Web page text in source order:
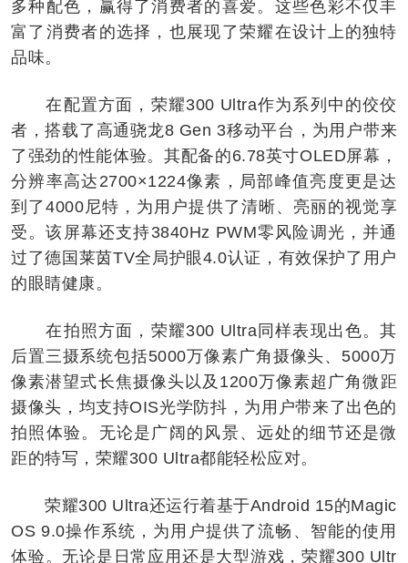
多种配色，赢得了消费者的喜爱。这些色彩不仅丰
富了消费者的选择，也展现了荣耀在设计上的独特
品味。
在配置方面，荣耀300 Ultra作为系列中的佼佼
者，搭载了高通骁龙8 Gen 3移动平台，为用户带来
了强劲的性能体验。其配备的6.78英寸OLED屏幕，
分辨率高达2700×1224像素，局部峰值亮度更是达
到了4000尼特，为用户提供了清晰、亮丽的视觉享
受。该屏幕还支持3840Hz PWM零风险调光，并通
过了德国莱茵TV全局护眼4.0认证，有效保护了用户
的眼睛健康。
在拍照方面，荣耀300 Ultra同样表现出色。其
后置三摄系统包括5000万像素广角摄像头、5000万
像素潜望式长焦摄像头以及1200万像素超广角微距
摄像头，均支持OIS光学防抖，为用户带来了出色的
拍照体验。无论是广阔的风景、远处的细节还是微
距的特写，荣耀300 Ultra都能轻松应对。
荣耀300 Ultra还运行着基于Android 15的Magic
OS 9.0操作系统，为用户提供了流畅、智能的使用
体验。无论是日常应用还是大型游戏，荣耀300 Ultr